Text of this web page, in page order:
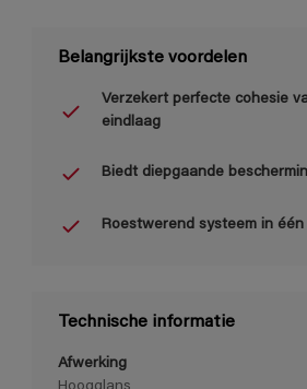
Belangrijkste voordelen
Verzekert perfecte cohesie
eindlaag
Biedt diepgaande
Roestwerend systeem in
Technische informatie
Afwerking